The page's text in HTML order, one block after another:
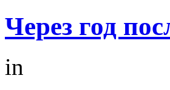
Через год
in